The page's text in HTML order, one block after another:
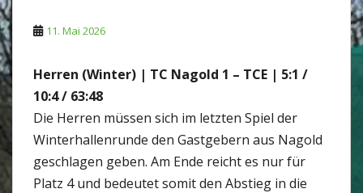
11. Mai 2026
Herren (Winter) | TC Nagold 1 – TCE | 5:1 /
10:4 / 63:48
Die Herren müssen sich im letzten Spiel der
Winterhallenrunde den Gastgebern aus Nagold
geschlagen geben. Am Ende reicht es nur für
Platz 4 und bedeutet somit den Abstieg in die